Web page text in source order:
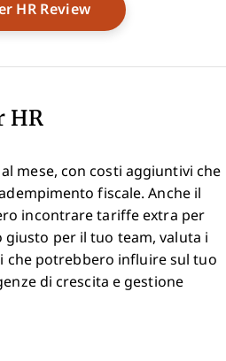
HR ReviewOpens New Window
HR
mese, con costi aggiuntivi che
fiscale. Anche il
incontrare tariffe extra per
per il tuo team, valuta i
che potrebbero influire sul tuo
di crescita e gestione